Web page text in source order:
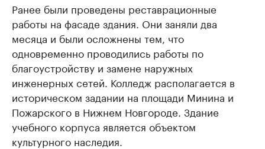
Ранее были проведены реставрационные
работы на фасаде здания. Они заняли два
месяца и были осложнены тем, что
одновременно проводились работы по
благоустройству и замене наружных
инженерных сетей. Колледж располагается в
историческом задании на площади Минина и
Пожарского в Нижнем Новгороде. Здание
учебного корпуса является объектом
культурного наследия.